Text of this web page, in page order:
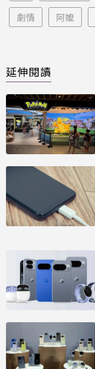
劇情 阿嬤
延伸閱讀